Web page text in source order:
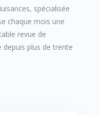
spécialisée
chaque mois une
revue de
plus de trente